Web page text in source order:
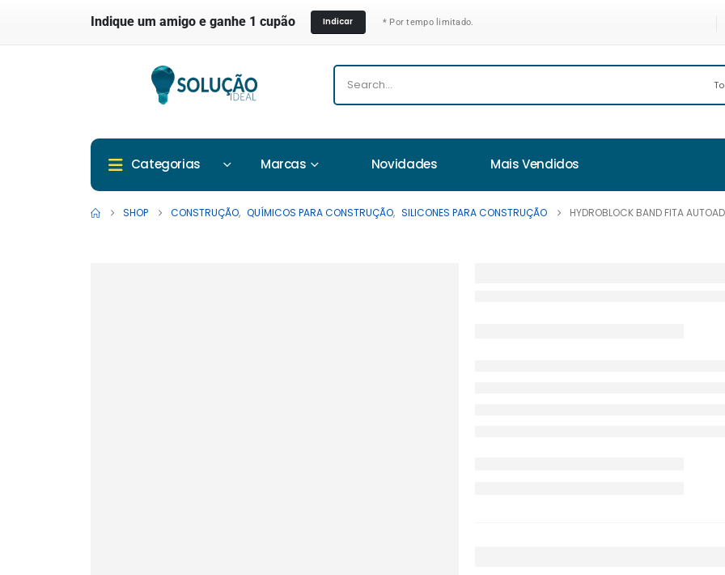
Indique um amigo e ganhe 1 cupão Indicar * Por tempo limitado.
Categorias Marcas Novidades Mais Vendidos
SHOP CONSTRUÇÃO, QUÍMICOS PARA CONSTRUÇÃO, SILICONES PARA CONSTRUÇÃO HYDROBLOCK BAND FITA